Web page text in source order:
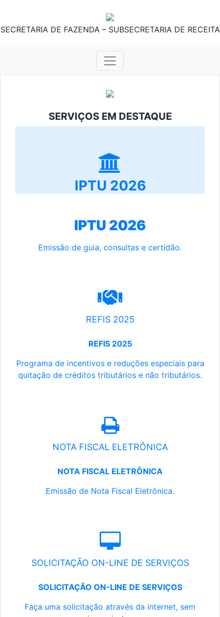
SECRETARIA DE FAZENDA – SUBSECRETARIA DE RECEITA
SERVIÇOS EM DESTAQUE
IPTU 2026
IPTU 2026
Emissão de guia, consultas e certidão.
REFIS 2025
REFIS 2025
Programa de incentivos e reduções especiais para
quitação de créditos tributários e não tributários.
NOTA FISCAL ELETRÔNICA
NOTA FISCAL ELETRÔNICA
Emissão de Nota Fiscal Eletrônica.
SOLICITAÇÃO ON-LINE DE SERVIÇOS
SOLICITAÇÃO ON-LINE DE SERVIÇOS
Faça uma solicitação através da internet, sem